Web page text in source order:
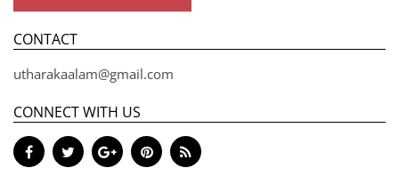
CONTACT
utharakaalam@gmail.com
CONNECT WITH US